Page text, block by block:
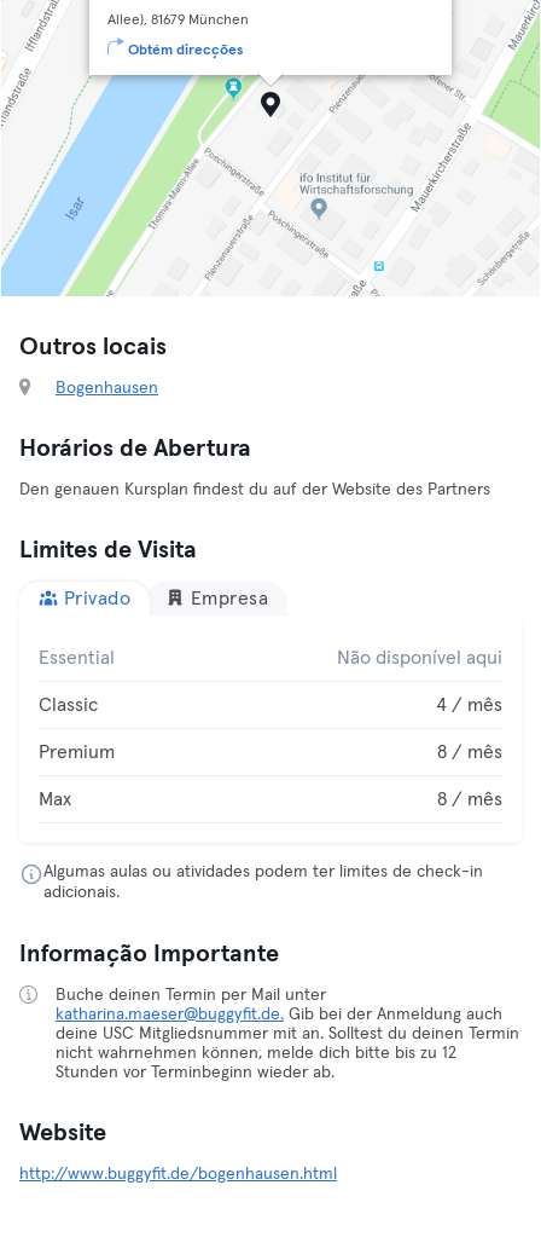
Allee), 81679 München
Obtém direcções
Outros locais
Bogenhausen
Horários de Abertura
Den genauen Kursplan findest du auf der Website des Partners
Limites de Visita
Privado Empresa
Essential Não disponível aqui
Classic 4 / mês
Premium 8 / mês
Max 8 / mês
Algumas aulas ou atividades podem ter limites de check-in
adicionais.
Informação Importante
Buche deinen Termin per Mail unter
katharina.maeser@buggyfit.de. Gib bei der Anmeldung auch
deine USC Mitgliedsnummer mit an. Solltest du deinen Termin
nicht wahrnehmen können, melde dich bitte bis zu 12
Stunden vor Terminbeginn wieder ab.
Website
http://www.buggyfit.de/bogenhausen.html